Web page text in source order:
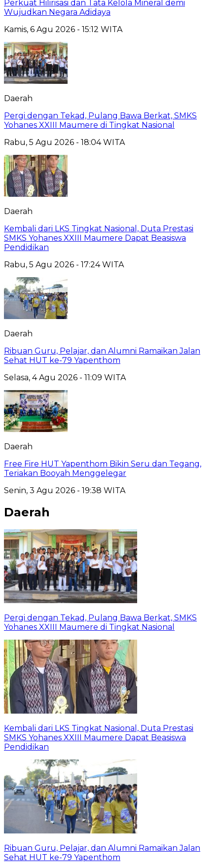
Perkuat Hilirisasi dan Tata Kelola Mineral demi
Wujudkan Negara Adidaya
Kamis, 6 Agu 2026 - 15:12 WITA
Daerah
Pergi dengan Tekad, Pulang Bawa Berkat, SMKS
Yohanes XXIII Maumere di Tingkat Nasional
Rabu, 5 Agu 2026 - 18:04 WITA
Daerah
Kembali dari LKS Tingkat Nasional, Duta Prestasi
SMKS Yohanes XXIII Maumere Dapat Beasiswa
Pendidikan
Rabu, 5 Agu 2026 - 17:24 WITA
Daerah
Ribuan Guru, Pelajar, dan Alumni Ramaikan Jalan
Sehat HUT ke-79 Yapenthom
Selasa, 4 Agu 2026 - 11:09 WITA
Daerah
Free Fire HUT Yapenthom Bikin Seru dan Tegang,
Teriakan Booyah Menggelegar
Senin, 3 Agu 2026 - 19:38 WITA
Daerah
Pergi dengan Tekad, Pulang Bawa Berkat, SMKS
Yohanes XXIII Maumere di Tingkat Nasional
Kembali dari LKS Tingkat Nasional, Duta Prestasi
SMKS Yohanes XXIII Maumere Dapat Beasiswa
Pendidikan
Ribuan Guru, Pelajar, dan Alumni Ramaikan Jalan
Sehat HUT ke-79 Yapenthom